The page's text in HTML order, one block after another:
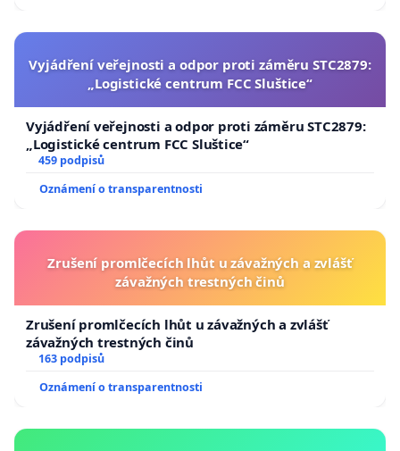
Vyjádření veřejnosti a odpor proti záměru STC2879:
„Logistické centrum FCC Sluštice“
Vyjádření veřejnosti a odpor proti záměru STC2879:
„Logistické centrum FCC Sluštice“
459 podpisů
Oznámení o transparentnosti
Zrušení promlčecích lhůt u závažných a zvlášť
závažných trestných činů
Zrušení promlčecích lhůt u závažných a zvlášť
závažných trestných činů
163 podpisů
Oznámení o transparentnosti